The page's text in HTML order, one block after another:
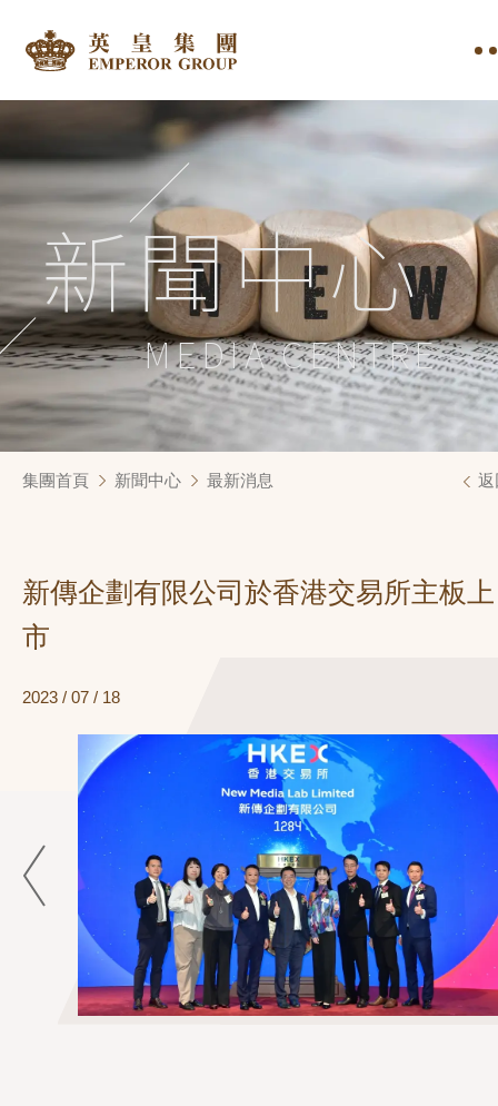
新聞中心
MEDIA CENTRE
返
集團首頁 新聞中心 最新消息
新傳企劃有限公司於香港交易所主板上
市
2023 / 07 / 18